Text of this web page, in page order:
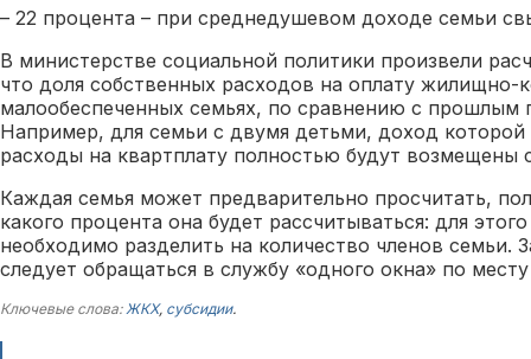
– 22 процента – при среднедушевом доходе семьи
В министерстве социальной политики произвели
что доля собственных расходов на оплату жилищно-
малообеспеченных семьях, по сравнению с прошлым
Например, для семьи с двумя детьми, доход которой
расходы на квартплату полностью будут возмещены
Каждая семья может предварительно просчитать,
какого процента она будет рассчитываться: для
необходимо разделить на количество членов семьи.
следует обращаться в службу «одного окна» по
Ключевые слова:ЖКХ, субсидии.